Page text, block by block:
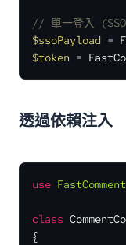
// 單一登入
$ssoPayload =
$token =
透過依賴注入
use
class
{